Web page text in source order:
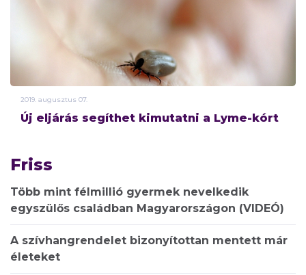
2019. augusztus 07.
Új eljárás segíthet kimutatni a Lyme-kórt
Friss
Több mint félmillió gyermek nevelkedik
egyszülős családban Magyarországon (VIDEÓ)
A szívhangrendelet bizonyítottan mentett már
életeket